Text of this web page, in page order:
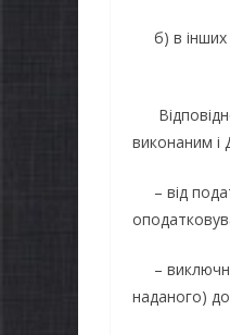
б) в інших
виконаним і
– від
– виключно
наданого)